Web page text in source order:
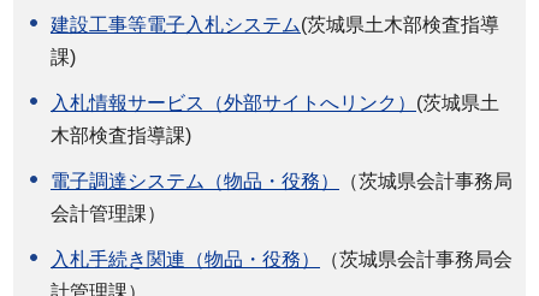
建設工事等電子入札システム(茨城県土木部検査指導
課)
入札情報サービス（外部サイトへリンク） (茨城県土
木部検査指導課)
電子調達システム（物品・役務）
（茨城県会計事務局
会計管理課）
入札手続き関連（物品・役務）
（茨城県会計事務局会
計管理課）